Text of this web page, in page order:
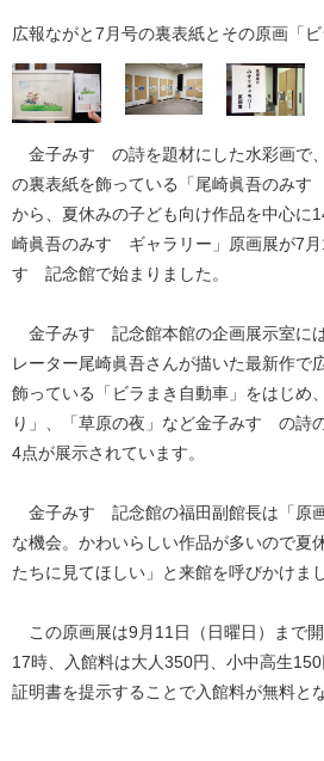
広報ながと7月号の裏表紙とその原画「ビ
金子みすゞの詩を題材にした水彩画で
の裏表紙を飾っている「尾崎眞吾のみす
から、夏休みの子ども向け作品を中心に
崎眞吾のみすゞギャラリー」原画展が7
すゞ記念館で始まりました。
金子みすゞ記念館本館の企画展示室に
レーター尾崎眞吾さんが描いた最新作で
飾っている「ビラまき自動車」をはじめ
り」、「草原の夜」など金子みすゞの詩
4点が展示されています。
金子みすゞ記念館の福田副館長は「原
な機会。かわいらしい作品が多いので夏
たちに見てほしい」と来館を呼びかけまし
この原画展は9月11日（日曜日）まで
17時、入館料は大人350円、小中高生
証明書を提示することで入館料が無料と